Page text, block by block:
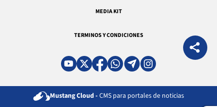
MEDIA KIT
TERMINOS Y CONDICIONES
Mustang Cloud - CMS para portales de noticias